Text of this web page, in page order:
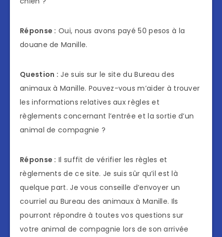
Réponse : Oui, nous avons payé 50 pesos à la
douane de Manille.
Question : Je suis sur le site du Bureau des
animaux à Manille. Pouvez-vous m’aider à trouver
les informations relatives aux règles et
règlements concernant l’entrée et la sortie d’un
animal de compagnie ?
Réponse : Il suffit de vérifier les règles et
règlements de ce site. Je suis sûr qu’il est là
quelque part. Je vous conseille d’envoyer un
courriel au Bureau des animaux à Manille. Ils
pourront répondre à toutes vos questions sur
votre animal de compagnie lors de son arrivée